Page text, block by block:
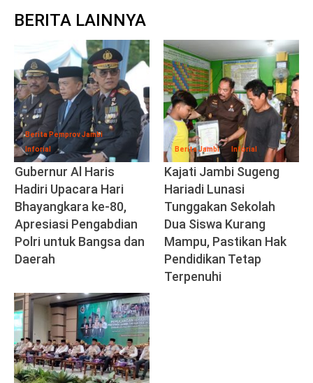
BERITA LAINNYA
Berita Pemprov Jambi
Inforial
Gubernur Al Haris
Hadiri Upacara Hari
Bhayangkara ke-80,
Apresiasi Pengabdian
Polri untuk Bangsa dan
Daerah
Berita Jambi Inforial
Kajati Jambi Sugeng
Hariadi Lunasi
Tunggakan Sekolah
Dua Siswa Kurang
Mampu, Pastikan Hak
Pendidikan Tetap
Terpenuhi